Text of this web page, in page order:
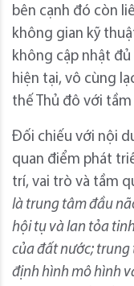
bên cạnh đó còn
không gian kỹ
không cập nhật
hiện tại, vô cùng
thế Thủ đô với
Đối chiếu với nội
quan điểm phát
trí, vai trò và tầm
là trung tâm đầu
hội tụ và lan tỏa
của đất nước; trung
định hình mô hình